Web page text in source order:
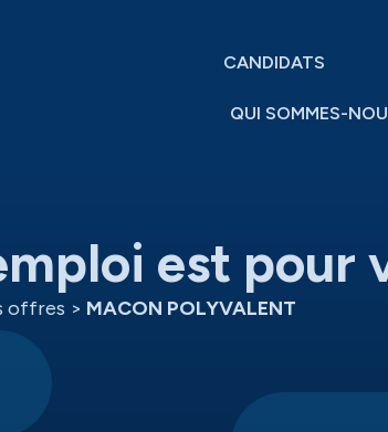
CANDIDATS
QUI SOMMES-
est pour
offres > MACON POLYVALENT